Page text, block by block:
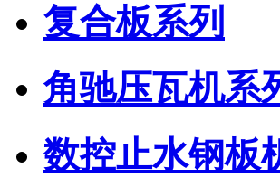
复合板系列
角驰压瓦机系
数控止水钢板